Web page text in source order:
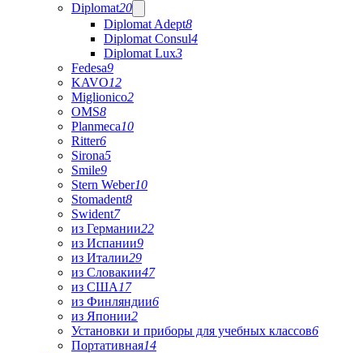
Diplomat20
Diplomat Adept8
Diplomat Consul4
Diplomat Lux3
Fedesa9
KAVO12
Miglionico2
OMS8
Planmeca10
Ritter6
Sirona5
Smile9
Stern Weber10
Stomadent8
Swident7
из Германии22
из Испании9
из Италии29
из Словакии47
из США 17
из Финляндии6
из Японии2
Установки и приборы для учебных классов6
Портативная14